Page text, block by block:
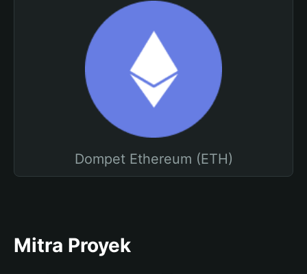
Dompet Ethereum (ETH)
Mitra Proyek